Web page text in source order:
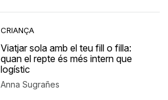
CRIANÇA
Viatjar sola amb el teu fill o filla:
quan el repte és més intern que
logístic
Anna Sugrañes